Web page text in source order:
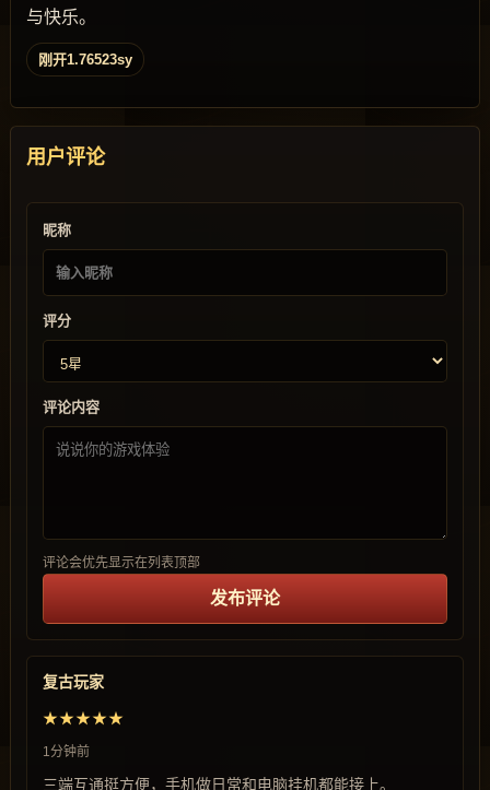
与快乐。
刚开1.76523sy
用户评论
昵称
评分
评论内容
评论会优先显示在列表顶部
发布评论
复古玩家
★★★★★
1分钟前
三端互通挺方便，手机做日常和电脑挂机都能接上。